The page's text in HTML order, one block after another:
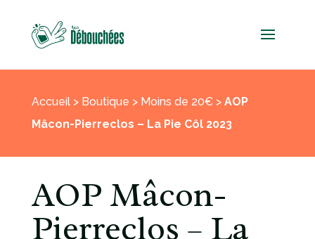
Accueil> Boutique > Moins de 20€> AOP
Mâcon-Pierreclos – La Pie Côl 2023
AOP Mâcon-
Pierreclos – La